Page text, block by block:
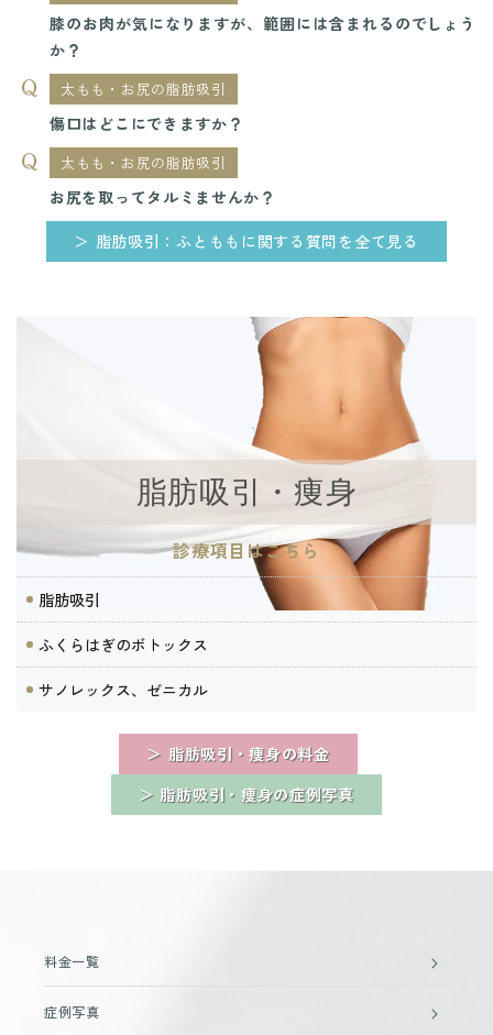
膝のお肉が気になりますが、範囲には含まれるのでしょう
か？
太もも・お尻の脂肪吸引
傷口はどこにできますか？
太もも・お尻の脂肪吸引
お尻を取ってタルミませんか？
＞ 脂肪吸引：ふとももに関する質問を全て見る
脂肪吸引・痩身
診療項目はこちら
脂肪吸引
ふくらはぎのボトックス
サノレックス、ゼニカル
＞ 脂肪吸引・痩身の料金
＞ 脂肪吸引・痩身の症例写真
料金一覧
症例写真